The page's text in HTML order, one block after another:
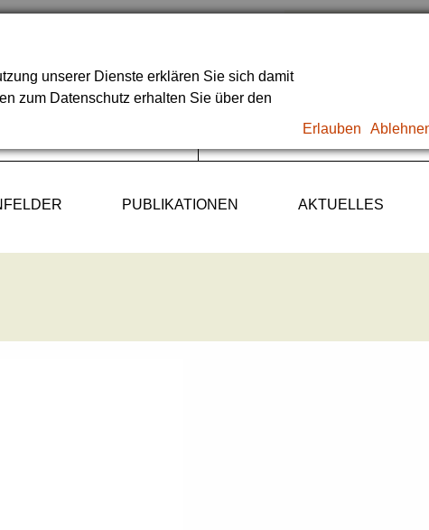
unserer Dienste erklären Sie sich damit
zum Datenschutz erhalten Sie über den
Erlauben
PUBLIKATIONEN AKTUELLES